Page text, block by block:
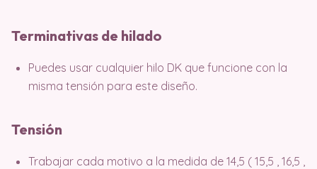
Terminativas de hilado
Puedes usar cualquier hilo DK que funcione con la
misma tensión para este diseño.
Tensión
Trabajar cada motivo a la medida de 14,5 ( 15,5 , 16,5 ,